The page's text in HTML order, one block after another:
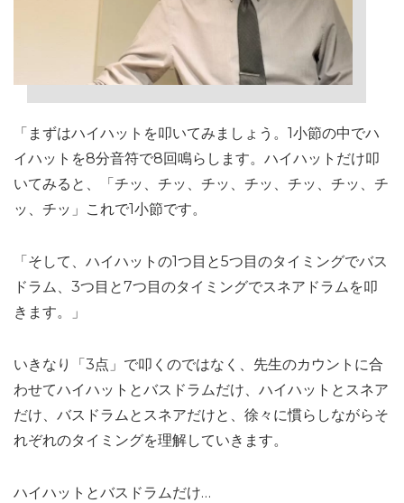
「まずはハイハットを叩いてみましょう。1小節の中でハ
イハットを8分音符で8回鳴らします。ハイハットだけ叩
いてみると、「チッ、チッ、チッ、チッ、チッ、チッ、チ
ッ、チッ」これで1小節です。
「そして、ハイハットの1つ目と5つ目のタイミングでバス
ドラム、3つ目と7つ目のタイミングでスネアドラムを叩
きます。」
いきなり「3点」で叩くのではなく、先生のカウントに合
わせてハイハットとバスドラムだけ、ハイハットとスネア
だけ、バスドラムとスネアだけと、徐々に慣らしながらそ
れぞれのタイミングを理解していきます。
ハイハットとバスドラムだけ…